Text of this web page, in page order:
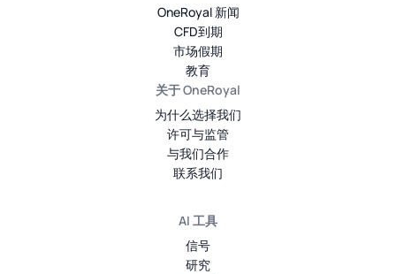
OneRoyal 新闻
CFD到期
市场假期
教育
关于 OneRoyal
为什么选择我们
许可与监管
与我们合作
联系我们
AI 工具
信号
研究